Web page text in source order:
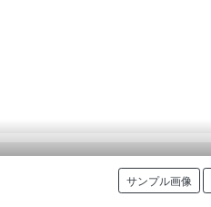
サンプル画像